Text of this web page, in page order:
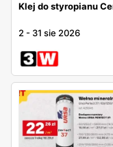
Klej do styropianu
2 - 31 sie 2026